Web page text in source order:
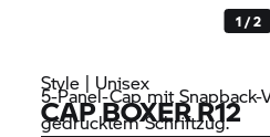
1 / 2
Style | Unisex
CAP BOXER R12
5-Panel-Cap mit Snapback-
gedrucktem Schriftzug.